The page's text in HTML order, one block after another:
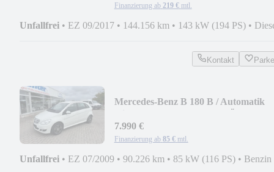
Finanzierung ab 219 € mtl.
Unfallfrei • EZ 09/2017 • 144.156 km • 143 kW (194 PS) •
Kontakt
Mercedes-Benz B 180 B / Automatik
7.990 €
Finanzierung ab 85 € mtl.
Unfallfrei • EZ 07/2009 • 90.226 km • 85 kW (116 PS) • Benzin